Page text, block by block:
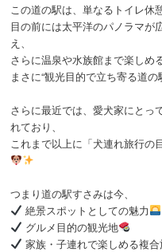
この道の駅は、単なるトイレ休
目の前には太平洋のパノラマが
え、
さらに温泉や水族館まで楽しめ
まさに“観光目的で立ち寄る道
さらに最近では、愛犬家にとっ
れており、
これまで以上に「犬連れ旅行の
つまり道の駅すさみは今、
絶景スポットとしての魅力
グルメ目的の観光地
家族・子連れで楽しめる複